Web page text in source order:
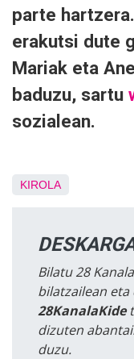
parte
erakutsi dute
Mariak eta
baduzu, sartu
sozialean.
KIROLA
Bilatu 28
bilatzailean
28KanalaKide
dizuten
duzu.